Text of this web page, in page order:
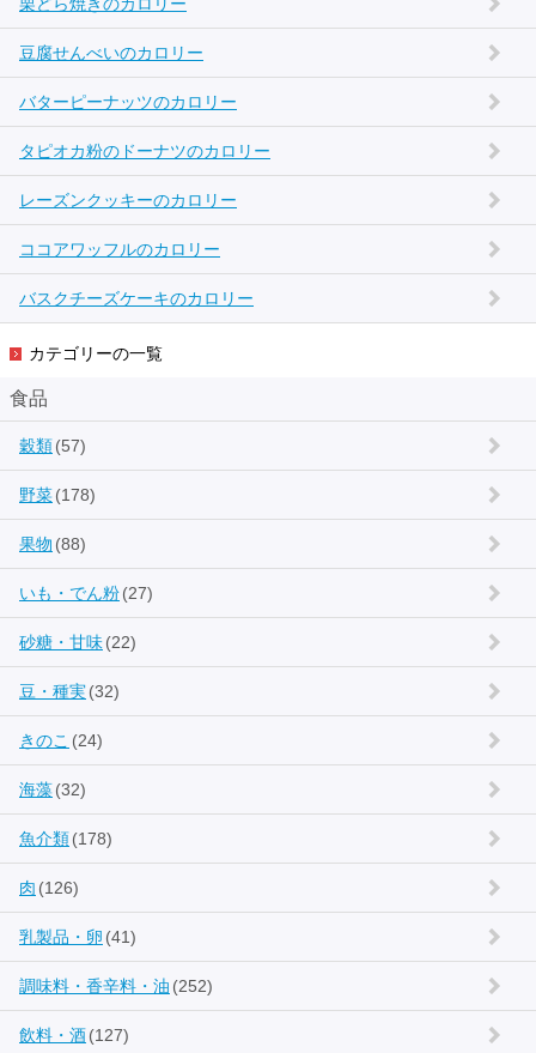
豆腐せんべいのカロリー
バターピーナッツのカロリー
タピオカ粉のドーナツのカロリー
レーズンクッキーのカロリー
ココアワッフルのカロリー
バスクチーズケーキのカロリー
カテゴリーの一覧
食品
穀類(57)
野菜(178)
果物 (88)
いも・でん粉(27)
砂糖・甘味(22)
豆・種実(32)
きのこ (24)
海藻(32)
魚介類(178)
肉 (126)
乳製品・卵 (41)
調味料・香辛料・油 (252)
飲料・酒(127)